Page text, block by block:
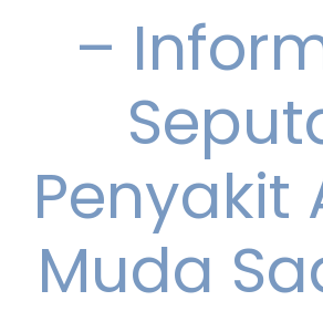
–
Penyakit
Muda